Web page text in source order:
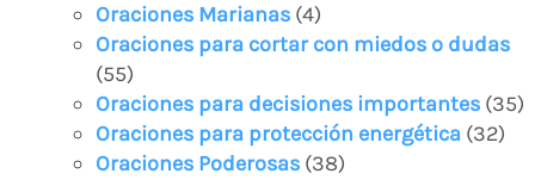
Oraciones Marianas (4)
Oraciones para cortar con miedos o dudas
(55)
Oraciones para decisiones importantes (35)
Oraciones para protección energética (32)
Oraciones Poderosas (38)